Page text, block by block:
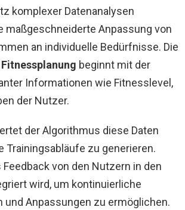
komplexer Datenanalysen
maßgeschneiderte Anpassung von
an individuelle Bedürfnisse. Die
beginnt mit der
Informationen wie Fitnesslevel,
der Nutzer.
der Algorithmus diese Daten
Trainingsabläufe zu generieren.
von den Nutzern in den
wird, um kontinuierliche
und Anpassungen zu ermöglichen.